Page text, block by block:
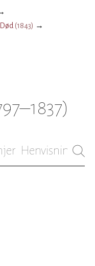
(1843) →
Henvisninger